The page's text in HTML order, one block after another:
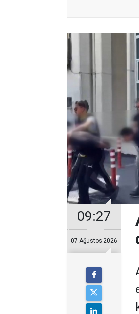
09:27
07 Ağustos 2026